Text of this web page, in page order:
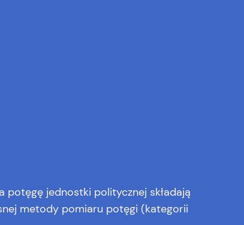
potęgę jednostki politycznej składają
metody pomiaru potęgi (kategorii